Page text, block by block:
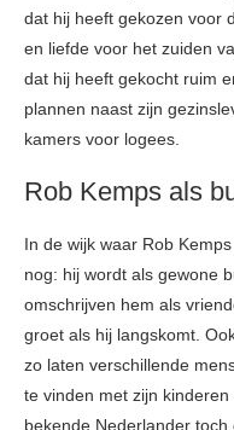
dat hij heeft gekozen voor
en liefde voor het zuiden
dat hij heeft gekocht ruim
plannen naast zijn
kamers voor logees.
Rob Kemps als
In de wijk waar Rob
nog: hij wordt als gewone
omschrijven hem als
groet als hij langskomt.
zo laten verschillende
te vinden met zijn
bekende Nederlander